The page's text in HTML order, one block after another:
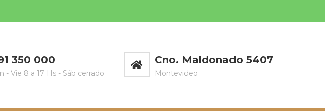
350 000
- Vie 8 a 17 Hs - Sáb cerrado
Cno. Maldonado 5407
Montevideo